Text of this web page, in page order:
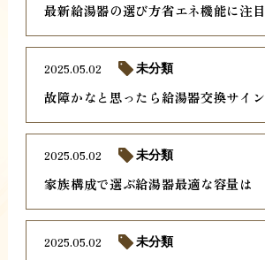
最新給湯器の選び方省エネ機能に注目
故障かなと思ったら給湯器交換サイン
2025.05.02 未分類
家族構成で選ぶ給湯器最適な容量は
2025.05.02 未分類
2025.05.02 未分類